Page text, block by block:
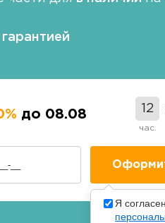
гарантией
до 08.08 12
час.
Я